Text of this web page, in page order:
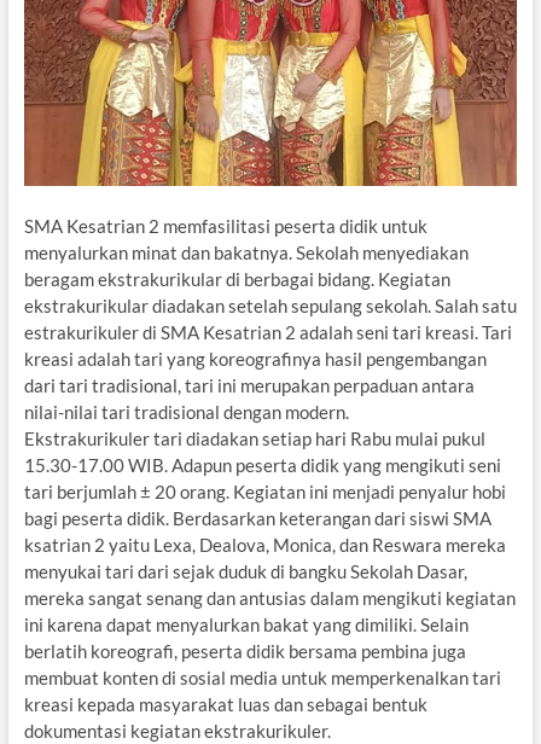
SMA Kesatrian 2 memfasilitasi peserta didik untuk
menyalurkan minat dan bakatnya. Sekolah menyediakan
beragam ekstrakurikular di berbagai bidang. Kegiatan
ekstrakurikular diadakan setelah sepulang sekolah. Salah satu
estrakurikuler di SMA Kesatrian 2 adalah seni tari kreasi. Tari
kreasi adalah tari yang koreografinya hasil pengembangan
dari tari tradisional, tari ini merupakan perpaduan antara
nilai-nilai tari tradisional dengan modern.
Ekstrakurikuler tari diadakan setiap hari Rabu mulai pukul
15.30-17.00 WIB. Adapun peserta didik yang mengikuti seni
tari berjumlah ± 20 orang. Kegiatan ini menjadi penyalur hobi
bagi peserta didik. Berdasarkan keterangan dari siswi SMA
ksatrian 2 yaitu Lexa, Dealova, Monica, dan Reswara mereka
menyukai tari dari sejak duduk di bangku Sekolah Dasar,
mereka sangat senang dan antusias dalam mengikuti kegiatan
ini karena dapat menyalurkan bakat yang dimiliki. Selain
berlatih koreografi, peserta didik bersama pembina juga
membuat konten di sosial media untuk memperkenalkan tari
kreasi kepada masyarakat luas dan sebagai bentuk
dokumentasi kegiatan ekstrakurikuler.